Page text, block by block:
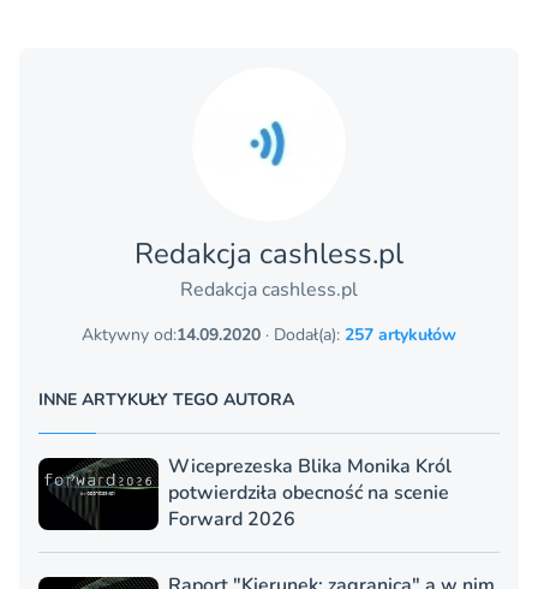
Redakcja cashless.pl
Redakcja cashless.pl
Aktywny od:14.09.2020 · Dodał(a): 257 artykułów
INNE ARTYKUŁY TEGO AUTORA
Wiceprezeska Blika Monika Król
potwierdziła obecność na scenie
Forward 2026